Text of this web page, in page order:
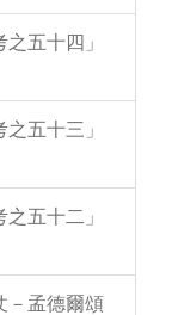
五十四」
五十三」
五十二」
－孟德爾頌